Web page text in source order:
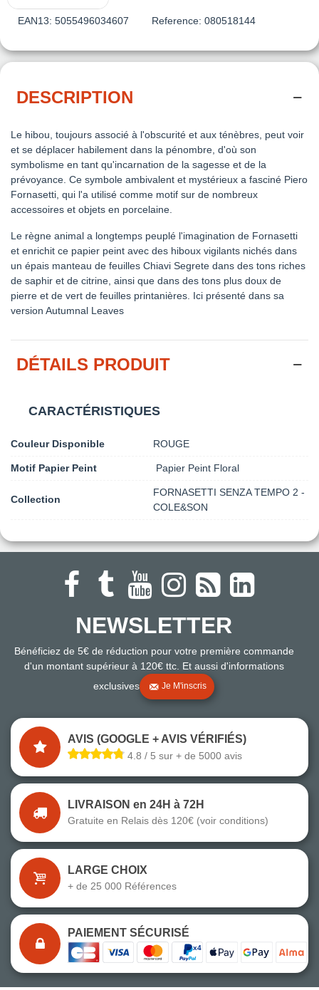
EAN13: 5055496034607 Reference: 080518144
DESCRIPTION
Le hibou, toujours associé à l'obscurité et aux ténèbres, peut voir
et se déplacer habilement dans la pénombre, d'où son
symbolisme en tant qu'incarnation de la sagesse et de la
prévoyance. Ce symbole ambivalent et mystérieux a fasciné Piero
Fornasetti, qui l'a utilisé comme motif sur de nombreux
accessoires et objets en porcelaine.
Le règne animal a longtemps peuplé l'imagination de Fornasetti
et enrichit ce papier peint avec des hiboux vigilants nichés dans
un épais manteau de feuilles Chiavi Segrete dans des tons riches
de saphir et de citrine, ainsi que dans des tons plus doux de
pierre et de vert de feuilles printanières. Ici présenté dans sa
version Autumnal Leaves
DÉTAILS PRODUIT
CARACTÉRISTIQUES
Couleur Disponible ROUGE
Motif Papier Peint Papier Peint Floral
Collection
FORNASETTI SENZA TEMPO 2 -
COLE&SON
NEWSLETTER
Bénéficiez de 5€ de réduction pour votre première commande
d'un montant supérieur à 120€ ttc. Et aussi d'informations
exclusives
Je M'inscris
AVIS (GOOGLE + AVIS VÉRIFIÉS)
4.8 / 5 sur + de 5000 avis
LIVRAISON en 24H à 72H
Gratuite en Relais dès 120€ (voir conditions)
LARGE CHOIX
+ de 25 000 Références
PAIEMENT SÉCURISÉ